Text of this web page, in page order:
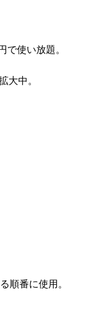
で使い放題。
大中。
順番に使用。